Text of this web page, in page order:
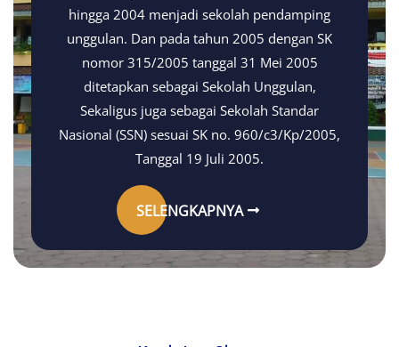
hingga 2004 menjadi sekolah pendamping
unggulan. Dan pada tahun 2005 dengan SK
nomor 315/2005 tanggal 31 Mei 2005
ditetapkan sebagai Sekolah Unggulan,
Sekaligus juga sebagai Sekolah Standar
Nasional (SSN) sesuai SK no. 960/c3/Kp/2005,
Tanggal 19 Juli 2005.
SELENGKAPNYA